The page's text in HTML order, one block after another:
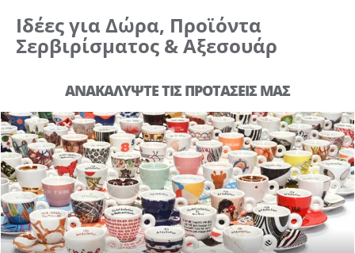
Ιδέες για Δώρα, Προϊόντα
Σερβιρίσματος & Αξεσουάρ
ΑΝΑΚΑΛΥΨΤΕ ΤΙΣ ΠΡΟΤΑΣΕΙΣ ΜΑΣ
ILLY ART COLLECTION & MORE
ΑΝΑΚΑΛΥΨΤΕ ΤΑ
Δημιουργήστε λογαριασμό για να αποθηκεύσετε τα
Αγαπημένα σας